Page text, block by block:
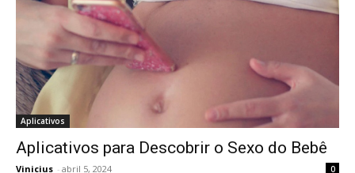
Aplicativos
Aplicativos para Descobrir o Sexo do Bebê
Vinicius - abril 5, 2024 0